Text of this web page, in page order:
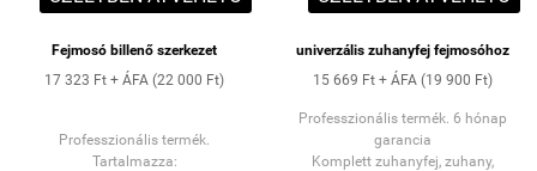
Fejmosó billenő szerkezet
17 323 Ft + ÁFA (22 000 Ft)
Professzionális termék.
Tartalmazza:
univerzális zuhanyfej fejmosóhoz
15 669 Ft + ÁFA (19 900 Ft)
Professzionális termék. 6 hónap
garancia
Komplett zuhanyfej, zuhany,